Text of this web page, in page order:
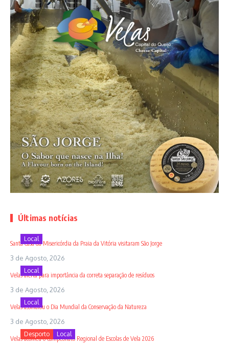
Últimas notícias
Local
Santa Casa da Misericórdia da Praia da Vitória visitaram São Jorge
3 de Agosto, 2026
Local
Velas alerta para importância da correta separação de resíduos
3 de Agosto, 2026
Local
Velas assinalou o Dia Mundial da Conservação da Natureza
3 de Agosto, 2026
Desporto Local
Velas acolheu o Campeonato Regional de Escolas de Vela 2026